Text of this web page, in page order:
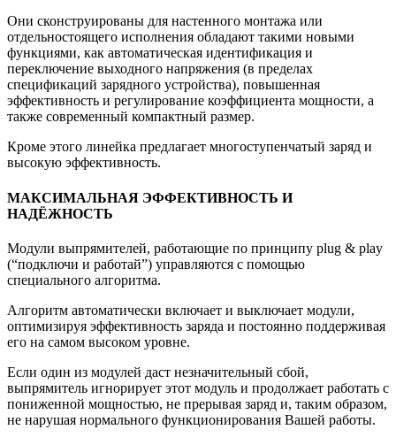
Они сконструированы для настенного монтажа или
отдельностоящего исполнения обладают такими новыми
функциями, как автоматическая идентификация и
переключение выходного напряжения (в пределах
спецификаций зарядного устройства), повышенная
эффективность и регулирование коэффициента мощности, а
также современный компактный размер.
Кроме этого линейка предлагает многоступенчатый заряд и
высокую эффективность.
МАКСИМАЛЬНАЯ ЭФФЕКТИВНОСТЬ И
НАДЁЖНОСТЬ
Модули выпрямителей, работающие по принципу plug & play
(“подключи и работай”) управляются с помощью
специального алгоритма.
Алгоритм автоматически включает и выключает модули,
оптимизируя эффективность заряда и постоянно поддерживая
его на самом высоком уровне.
Если один из модулей даст незначительный сбой,
выпрямитель игнорирует этот модуль и продолжает работать с
пониженной мощностью, не прерывая заряд и, таким образом,
не нарушая нормального функционирования Вашей работы.